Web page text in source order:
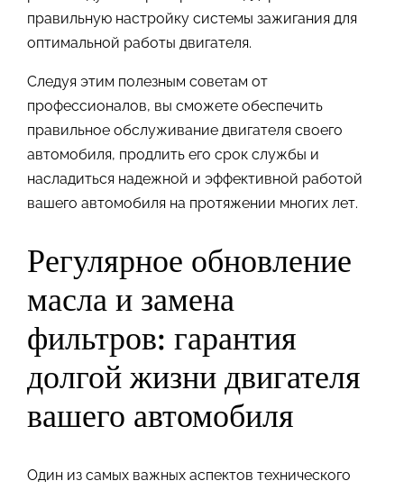
правильную настройку системы зажигания для
оптимальной работы двигателя.
Следуя этим полезным советам от
профессионалов, вы сможете обеспечить
правильное обслуживание двигателя своего
автомобиля, продлить его срок службы и
насладиться надежной и эффективной работой
вашего автомобиля на протяжении многих лет.
Регулярное обновление
масла и замена
фильтров: гарантия
долгой жизни двигателя
вашего автомобиля
Один из самых важных аспектов технического